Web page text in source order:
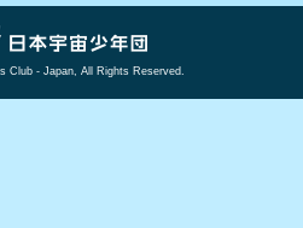
Club - Japan, All Rights Reserved.